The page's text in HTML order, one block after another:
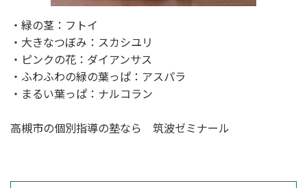
・緑の茎：フトイ
・大きなつぼみ：スカシユリ
・ピンクの花：ダイアンサス
・ふわふわの緑の葉っぱ：アスパラ
・まるい葉っぱ：ナルコラン
高槻市の個別指導の塾なら 筑波ゼミナール